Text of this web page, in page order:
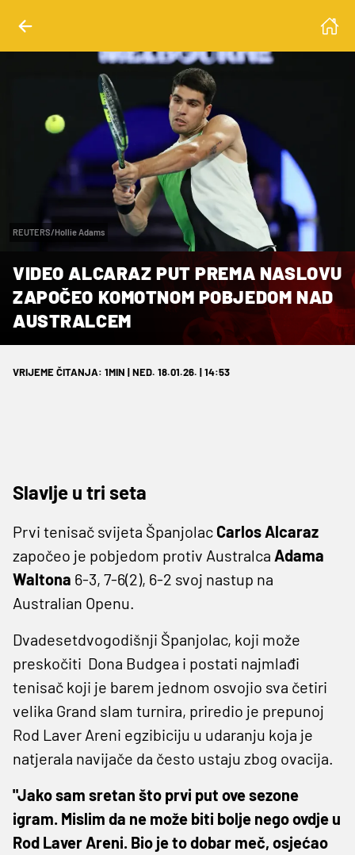
REUTERS/Hollie Adams
VIDEO ALCARAZ PUT PREMA NASLOVU
ZAPOČEO KOMOTNOM POBJEDOM NAD
AUSTRALCEM
VRIJEME ČITANJA: 1MIN | NED. 18.01.26. | 14:53
Slavlje u tri seta
Prvi tenisač svijeta Španjolac Carlos Alcaraz
započeo je pobjedom protiv Australca Adama
Waltona 6-3, 7-6(2), 6-2 svoj nastup na
Australian Openu.
Dvadesetdvogodišnji Španjolac, koji može
preskočiti Dona Budgea i postati najmlađi
tenisač koji je barem jednom osvojio sva četiri
velika Grand slam turnira, priredio je prepunoj
Rod Laver Areni egzibiciju u udaranju koja je
natjerala navijače da često ustaju zbog ovacija.
"Jako sam sretan što prvi put ove sezone
igram. Mislim da ne može biti bolje nego ovdje u
Rod Laver Areni. Bio je to dobar meč, osjećao